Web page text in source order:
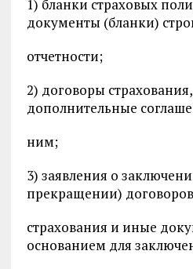
1) бланки страховых
документы (бланки)
отчетности;
2) договоры
дополнительные
ним;
3) заявления о
прекращении) договоров
страхования и иные
основанием для